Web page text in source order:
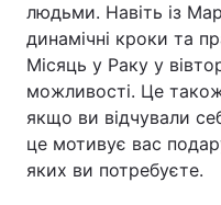
людьми. Навіть із
динамічні кроки та
Місяць у Раку у
можливості. Це
якщо ви відчували
це мотивує вас
яких ви потребуєте.